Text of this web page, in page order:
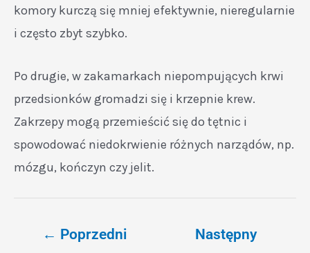
komory kurczą się mniej efektywnie, nieregularnie
i często zbyt szybko.
Po drugie, w zakamarkach niepompujących krwi
przedsionków gromadzi się i krzepnie krew.
Zakrzepy mogą przemieścić się do tętnic i
spowodować niedokrwienie różnych narządów, np.
mózgu, kończyn czy jelit.
← Poprzedni
Następny